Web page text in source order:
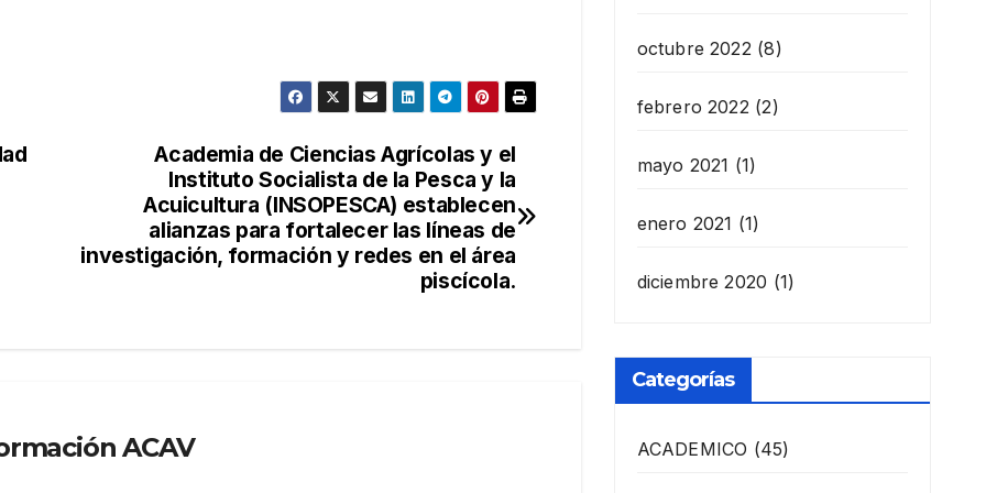
Academia de Ciencias Agrícolas y el
Instituto Socialista de la Pesca y la
Acuicultura (INSOPESCA) establecen
alianzas para fortalecer las líneas de
investigación, formación y redes en el área
piscícola.
ACAV
octubre 2022(8)
febrero 2022(2)
mayo 2021 (1)
enero 2021 (1)
diciembre 2020 (1)
Categorías
ACADEMICO (45)